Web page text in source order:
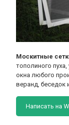
Москитные
тополиного
окна любого
веранд, беседок
Написать на